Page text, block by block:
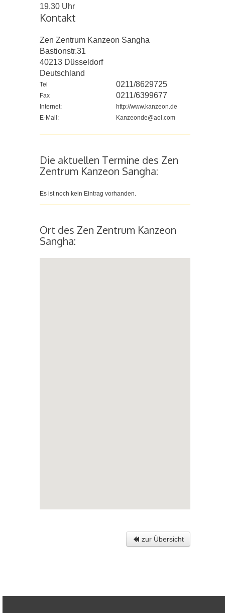
19.30 Uhr
Kontakt
Zen Zentrum Kanzeon Sangha
Bastionstr.31
40213 Düsseldorf
Deutschland
Tel 0211/8629725
Fax 0211/6399677
Internet:
http://www.kanzeon.de
E-Mail:
Kanzeonde@aol.com
Die aktuellen Termine des Zen
Zentrum Kanzeon Sangha:
Es ist noch kein Eintrag vorhanden.
Ort des Zen Zentrum Kanzeon
Sangha:
zur Übersicht